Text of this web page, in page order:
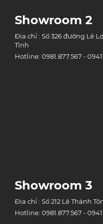
Showroom 2
Địa chỉ : Số 326 đường Lê
Tĩnh
Hotline: 0981.877.567 -
Showroom 3
Địa chỉ : Số 212 Lê Thánh
Hotline: 0981.877.567 -